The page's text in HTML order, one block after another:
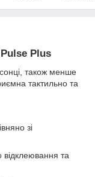
Plus
також менше
тактильно та
зі
відклеювання та